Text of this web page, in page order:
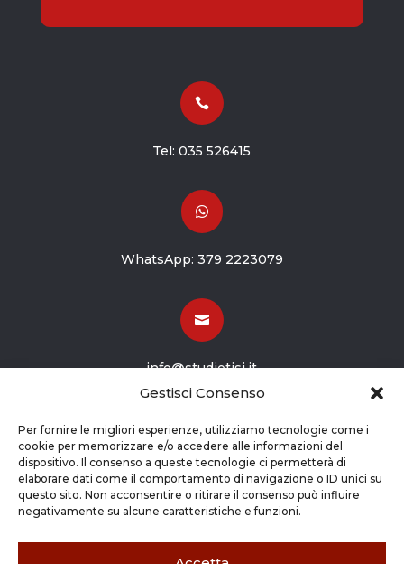
Gestisci Consenso
Per fornire le migliori esperienze, utilizziamo tecnologie come i
cookie per memorizzare e/o accedere alle informazioni del
dispositivo. Il consenso a queste tecnologie ci permetterà di
elaborare dati come il comportamento di navigazione o ID unici su
questo sito. Non acconsentire o ritirare il consenso può influire
negativamente su alcune caratteristiche e funzioni.

Tel:035 526415

WhatsApp: 379 2223079

info@studiotisi.it

Viale Europa 8
Grassobbio BG (24050)